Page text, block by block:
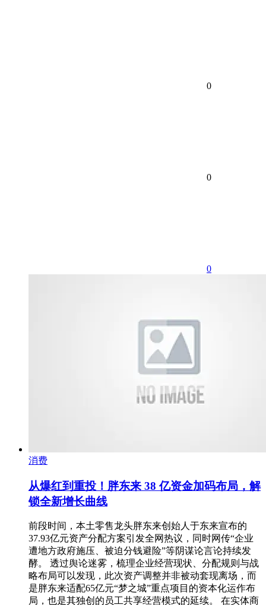
0
0
0
消费
从爆红到重投！胖东来 38 亿资金加码布局，解
锁全新增长曲线
前段时间，本土零售龙头胖东来创始人于东来宣布的
37.93亿元资产分配方案引发全网热议，同时网传“企业
遭地方政府施压、被迫分钱避险”等阴谋论言论持续发
酵。 透过舆论迷雾，梳理企业经营现状、分配规则与战
略布局可以发现，此次资产调整并非被动套现离场，而
是胖东来适配65亿元“梦之城”重点项目的资本化运作布
局，也是其独创的员工共享经营模式的延续。 在实体商